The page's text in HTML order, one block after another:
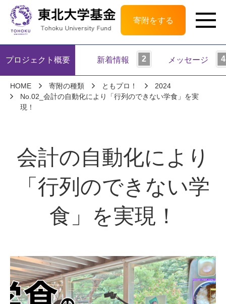
寄附をする
HOME 寄附の種類 ともプロ！
2024
No.02_会計の自動化により「行列のできない学食」を実
現！
会計の自動化により
「行列のできない学
食」を実現！
プロジェクト概要 新着情報 メッセージ